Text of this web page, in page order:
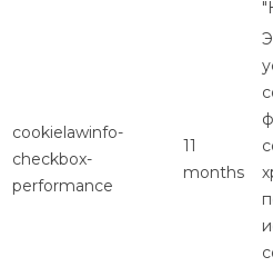
cookielawinfo-
checkbox-
performance
11
months